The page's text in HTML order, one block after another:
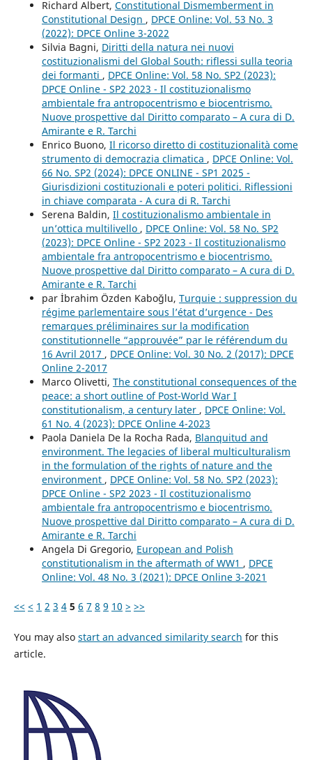
Richard Albert, Constitutional Dismemberment in
Constitutional Design , DPCE Online: Vol. 53 No. 3
(2022): DPCE Online 3-2022
Silvia Bagni, Diritti della natura nei nuovi
costituzionalismi del Global South: riflessi sulla teoria
dei formanti , DPCE Online: Vol. 58 No. SP2 (2023):
DPCE Online - SP2 2023 - Il costituzionalismo
ambientale fra antropocentrismo e biocentrismo.
Nuove prospettive dal Diritto comparato – A cura di D.
Amirante e R. Tarchi
Enrico Buono, Il ricorso diretto di costituzionalità come
strumento di democrazia climatica , DPCE Online: Vol.
66 No. SP2 (2024): DPCE ONLINE - SP1 2025 -
Giurisdizioni costituzionali e poteri politici. Riflessioni
in chiave comparata - A cura di R. Tarchi
Serena Baldin, Il costituzionalismo ambientale in
un’ottica multilivello , DPCE Online: Vol. 58 No. SP2
(2023): DPCE Online - SP2 2023 - Il costituzionalismo
ambientale fra antropocentrismo e biocentrismo.
Nuove prospettive dal Diritto comparato – A cura di D.
Amirante e R. Tarchi
par İbrahim Özden Kaboğlu, Turquie : suppression du
régime parlementaire sous l’état d’urgence - Des
remarques préliminaires sur la modification
constitutionnelle “approuvée” par le référendum du
16 Avril 2017 , DPCE Online: Vol. 30 No. 2 (2017): DPCE
Online 2-2017
Marco Olivetti, The constitutional consequences of the
peace: a short outline of Post-World War I
constitutionalism, a century later , DPCE Online: Vol.
61 No. 4 (2023): DPCE Online 4-2023
Paola Daniela De la Rocha Rada, Blanquitud and
environment. The legacies of liberal multiculturalism
in the formulation of the rights of nature and the
environment , DPCE Online: Vol. 58 No. SP2 (2023):
DPCE Online - SP2 2023 - Il costituzionalismo
ambientale fra antropocentrismo e biocentrismo.
Nuove prospettive dal Diritto comparato – A cura di D.
Amirante e R. Tarchi
Angela Di Gregorio, European and Polish
constitutionalism in the aftermath of WW1 , DPCE
Online: Vol. 48 No. 3 (2021): DPCE Online 3-2021
<< < 1 2 3 4 5 6 7 8 9 10 > >>
You may also start an advanced similarity search for this
article.